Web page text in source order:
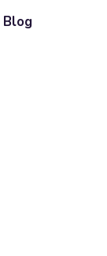
Blog